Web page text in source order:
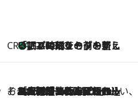
CREA'S CHOICE
2026.8.10
「眠る時刻をセットする」——眠りの前を整える、バルミューダの新しいアプローチ
そおだよおこの関西おいしい、おやつ紀行
2026.8.9
［大阪府箕面市］一皿一皿目の前で仕上げられる、料理を巧みに組み込んだアシェットデセールコース「ミチル アシェット デセール（Michiru assiette dessert）」